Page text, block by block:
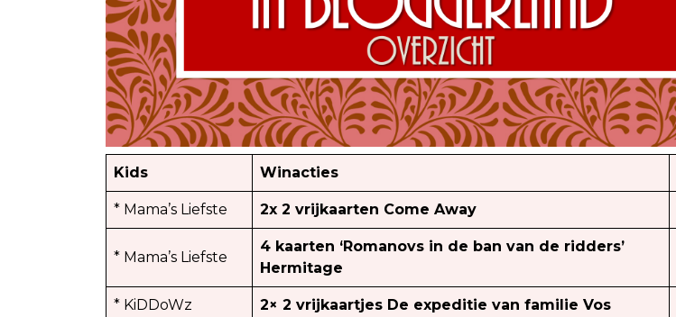
Kids Winacties
* Mama’s Liefste 2x 2 vrijkaarten Come Away
* Mama’s Liefste
4 kaarten ‘Romanovs in de ban van de ridders’
Hermitage
* KiDDoWz 2× 2 vrijkaartjes De expeditie van familie Vos